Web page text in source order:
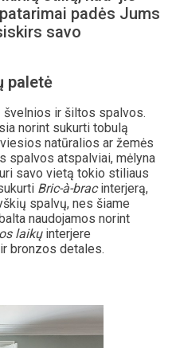
padės Jums
savo
paletė
ir šiltos spalvos.
norint sukurti tobulą
natūralios ar žemės
spalvos atspalviai, mėlyna
savo vietą tokio stiliaus
Bric-à-bracinterjerą,
spalvų, nes šiame
naudojamos norint
laikųinterjere
bronzos detales.